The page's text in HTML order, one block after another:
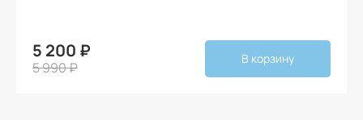
5 200 ₽
5 990 ₽
В корзину